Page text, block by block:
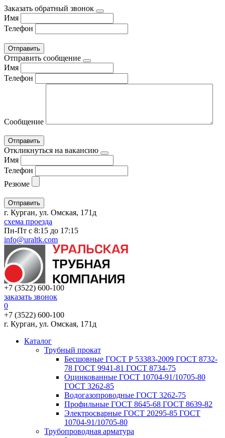
Заказать обратный звонок
Имя
Телефон
Отправить сообщение
Имя
Телефон
Сообщение
Откликнуться на вакансию
Имя
Телефон
Резюме
г. Курган, ул. Омская, 171д
схема проезда
Пн-Пт с 8:15 до 17:15
info@uraltk.com
+7 (3522) 600-100
заказать звонок
0
+7 (3522) 600-100
г. Курган, ул. Омская, 171д
Каталог
Трубный прокат
Беcшовные ГОСТ Р 53383-2009 ГОСТ 8732-
78 ГОСТ 9941-81 ГОСТ 8734-75
Оцинкованные ГОСТ 10704-91/10705-80
ГОСТ 3262-85
Водогазопроводные ГОСТ 3262-75
Профильные ГОСТ 8645-68 ГОСТ 8639-82
Электросварные ГОСТ 20295-85 ГОСТ
10704-91/10705-80
Трубопроводная арматура